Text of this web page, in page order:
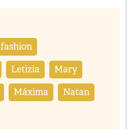
fashion
Letizia Mary
Máxima Natan